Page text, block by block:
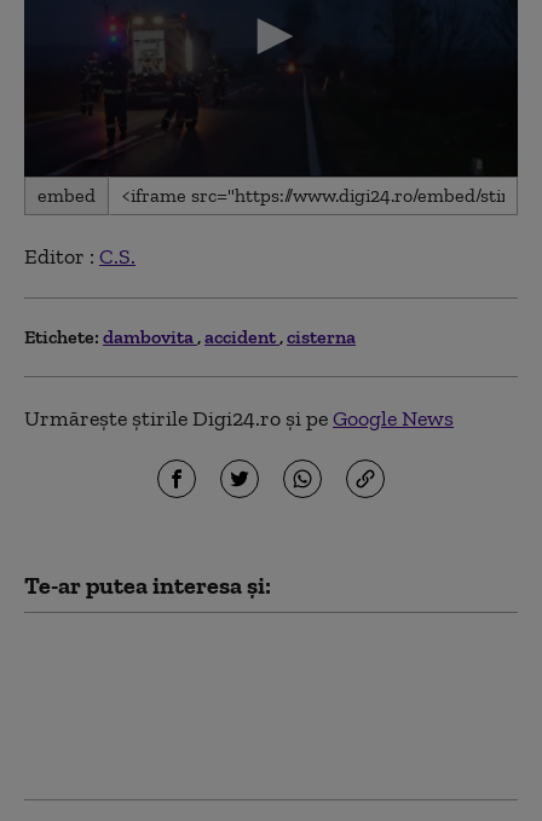
seconds
seconds
embed
Editor : C.S.
Etichete: dambovita accident cisterna
Urmărește știrile Digi24.ro și peGoogle News
Te-ar putea interesa și: